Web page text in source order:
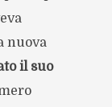
nuova
il suo